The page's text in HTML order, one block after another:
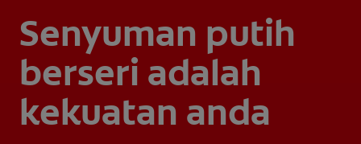
Senyuman putih
berseri adalah
kekuatan anda